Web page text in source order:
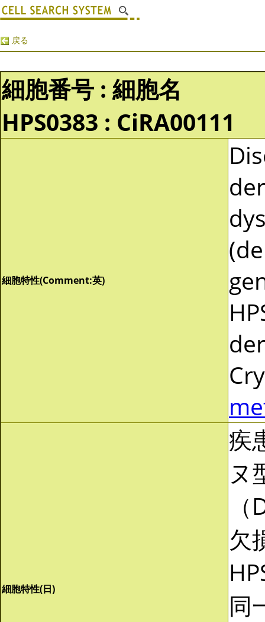
戻る
細胞番号 : 細胞名
HPS0383 : CiRA00111
細胞特性(Comment:英)
細胞特性(日)
疾
ヌ
欠
同